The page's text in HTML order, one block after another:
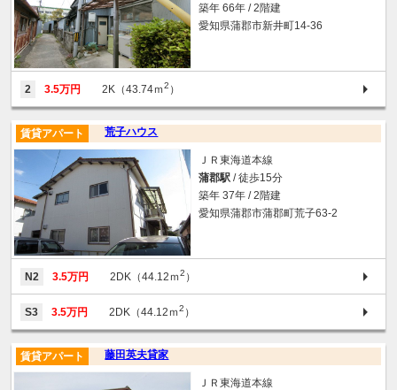
築年 66年 / 2階建
愛知県蒲郡市新井町14-36
2 3.5万円 2K（43.74ｍ2 ）
荒子ハウス
賃貸アパート
ＪＲ東海道本線
蒲郡駅 / 徒歩15分
築年 37年 / 2階建
愛知県蒲郡市蒲郡町荒子63-2
N2 3.5万円 2DK（44.12ｍ2 ）
S3 3.5万円 2DK（44.12ｍ2 ）
藤田英夫貸家
賃貸アパート
ＪＲ東海道本線